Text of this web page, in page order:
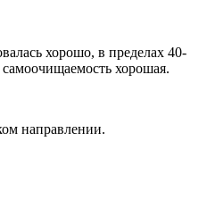
хорошо, в пределах 40-
хорошая.
направлении.